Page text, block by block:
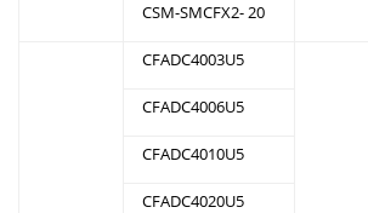
CSM-SMCFX2- 20
CFADC4003U5
CFADC4006U5
CFADC4010U5
CFADC4020U5